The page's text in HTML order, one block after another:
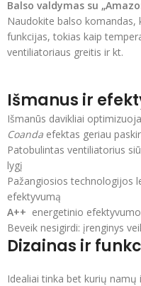
Balso valdymas su
Naudokite balso komandas,
funkcijas, tokias kaip
ventiliatoriaus greitis ir kt.
Išmanus ir
Išmanūs davikliai
Coanda efektas geriau
Patobulintas ventiliatorius
lygį
Pažangiosios technologijos
efektyvumą
A++ energetinio
Beveik nesigirdi: įrenginys
Dizainas ir
Idealiai tinka bet kurių namų